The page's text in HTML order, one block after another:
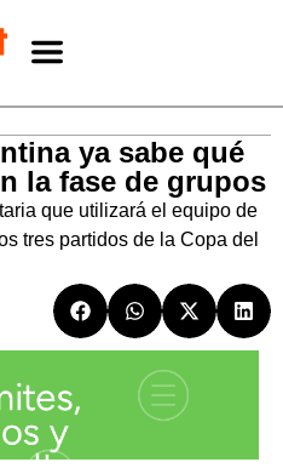
ya sabe qué
la fase de grupos
que utilizará el equipo de
tres partidos de la Copa del